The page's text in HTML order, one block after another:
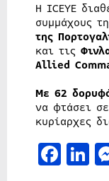
Η ICEYE
συμμάχους
της
και τις
Allied
Με 62
να φτάσει σε
κυρίαρχες